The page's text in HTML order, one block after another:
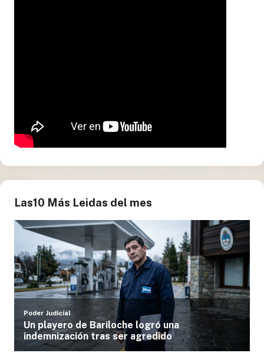
Las10 Más Leidas del mes